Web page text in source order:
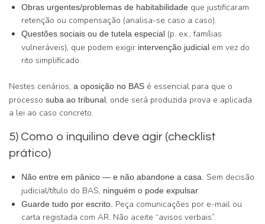
Obras urgentes/problemas de habitabilidade que justificaram
retenção ou compensação (analisa-se caso a caso).
Questões sociais ou de tutela especial (p. ex., famílias
vulneráveis), que podem exigir intervenção judicial em vez do
rito simplificado.
Nestes cenários, a oposição no BAS é essencial para que o
processo suba ao tribunal, onde será produzida prova e aplicada
a lei ao caso concreto.
5) Como o inquilino deve agir (checklist
prático)
Não entre em pânico — e não abandone a casa. Sem decisão
judicial/título do BAS, ninguém o pode expulsar.
Guarde tudo por escrito. Peça comunicações por e-mail ou
carta registada com AR. Não aceite “avisos verbais”.